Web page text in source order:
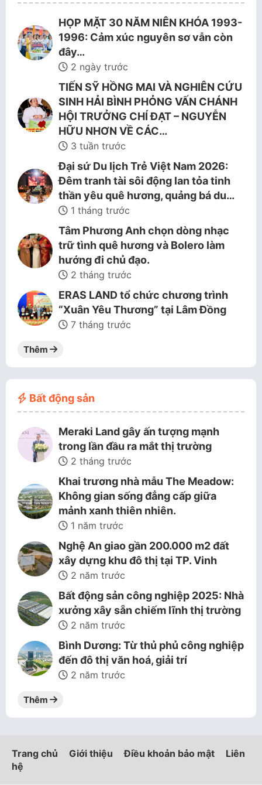
HỌP MẶT 30 NĂM NIÊN KHÓA 1993-
1996: Cảm xúc nguyên sơ vẫn còn
đây…
2 ngày trước
TIẾN SỸ HỒNG MAI VÀ NGHIÊN CỨU
SINH HẢI BÌNH PHỎNG VẤN CHÁNH
HỘI TRƯỞNG CHÍ ĐẠT – NGUYỄN
HỮU NHƠN VỀ CÁC…
3 tuần trước
Đại sứ Du lịch Trẻ Việt Nam 2026:
Đêm tranh tài sôi động lan tỏa tinh
thần yêu quê hương, quảng bá du…
1 tháng trước
Tâm Phương Anh chọn dòng nhạc
trữ tình quê hương và Bolero làm
hướng đi chủ đạo.
2 tháng trước
ERAS LAND tổ chức chương trình
“Xuân Yêu Thương” tại Lâm Đồng
7 tháng trước
Thêm
Bất động sản
Meraki Land gây ấn tượng mạnh
trong lần đầu ra mắt thị trường
2 tháng trước
Khai trương nhà mẫu The Meadow:
Không gian sống đẳng cấp giữa
mảnh xanh thiên nhiên.
1 năm trước
Nghệ An giao gần 200.000 m2 đất
xây dựng khu đô thị tại TP. Vinh
2 năm trước
Bất động sản công nghiệp 2025: Nhà
xưởng xây sẵn chiếm lĩnh thị trường
2 năm trước
Bình Dương: Từ thủ phủ công nghiệp
đến đô thị văn hoá, giải trí
2 năm trước
Thêm
Trang chủ Giới thiệu Điều khoản bảo mật
Liên
hệ